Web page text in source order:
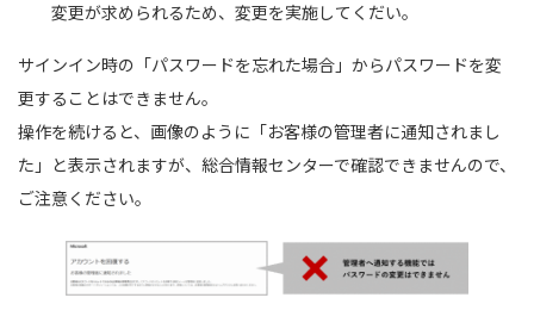
変更が求められるため、変更を実施してくだい。
サインイン時の「パスワードを忘れた場合」からパスワードを変
更することはできません。
操作を続けると、画像のように「お客様の管理者に通知されまし
た」と表示されますが、総合情報センターで確認できませんので、
ご注意ください。